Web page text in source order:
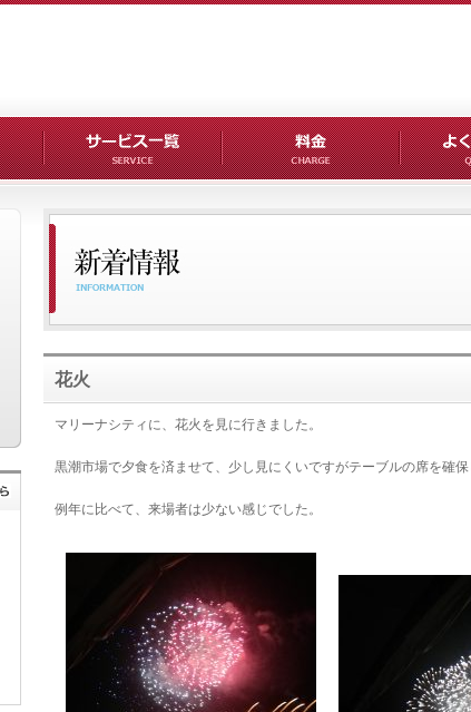
花火
マリーナシティに、花火を見に行きました。
黒潮市場で夕食を済ませて、少し見にくいですがテーブルの席を確保
例年に比べて、来場者は少ない感じでした。